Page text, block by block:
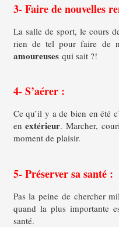
3- Faire de nouvelles
La salle de sport, le cours
rien de tel pour faire de
amoureuses qui sait ?!
4- S’aérer :
Ce qu’il y a de bien en été
enextérieur. Marcher,
moment de plaisir.
5- Préserver sa santé :
Pas la peine de chercher
quand la plus importante
santé.